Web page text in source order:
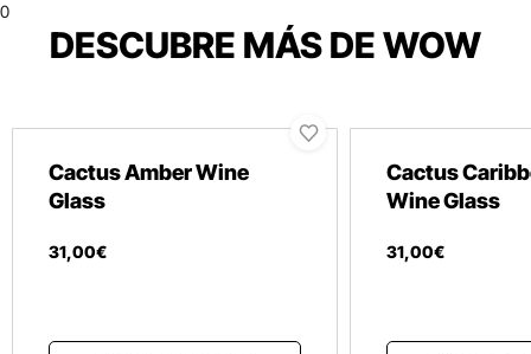
0
DESCUBRE MÁS DE WOW
Cactus Amber Wine
Glass
31,00€
Cactus
Wine Glass
31,00€